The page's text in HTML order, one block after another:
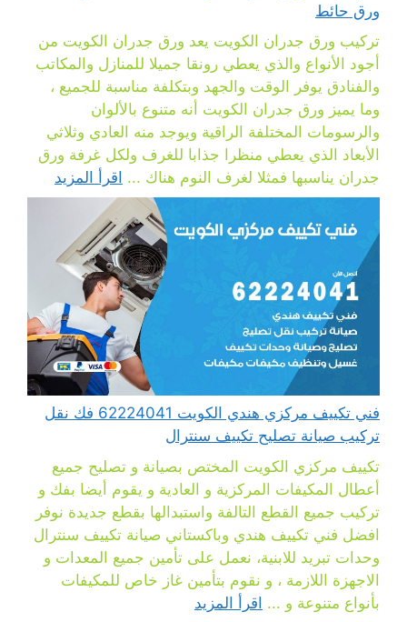
ورق حائط
تركيب ورق جدران الكويت يعد ورق جدران الكويت من
أجود الأنواع والذي يعطي رونقا جميلا للمنازل والمكاتب
والفنادق يوفر الوقت والجهد وبتكلفة مناسبة للجميع ،
وما يميز ورق جدران الكويت أنه متنوع بالألوان
والرسومات المختلفة الراقية ويوجد منه العادي وثلاثي
الأبعاد الذي يعطي منظرا جذابا للغرف ولكل غرفة ورق
جدران يناسبها فمثلا لغرف النوم هناك ... اقرأ المزيد
فني تكييف مركزي هندي الكويت 62224041 فك نقل
تركيب صيانة تصليح تكييف سنترال
تكييف مركزي الكويت المختص بصيانة و تصليح جميع
أعطال المكيفات المركزية و العادية و يقوم أيضا بفك و
تركيب جميع القطع التالفة واستبدالها بقطع جديدة نوفر
افضل فني تكييف هندي وباكستاني صيانة تكييف سنترال
وحدات تبريد للابنية، نعمل على تأمين جميع المعدات و
الاجهزة اللازمة ، و نقوم بتأمين غاز خاص للمكيفات
بأنواع متنوعة و ... اقرأ المزيد